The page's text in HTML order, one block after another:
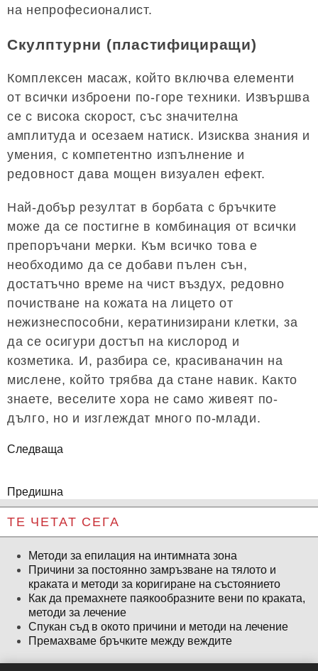
на непрофесионалист.
Скулптурни (пластифициращи)
Комплексен масаж, който включва елементи
от всички изброени по-горе техники. Извършва
се с висока скорост, със значителна
амплитуда и осезаем натиск. Изисква знания и
умения, с компетентно изпълнение и
редовност дава мощен визуален ефект.
Най-добър резултат в борбата с бръчките
може да се постигне в комбинация от всички
препоръчани мерки. Към всичко това е
необходимо да се добави пълен сън,
достатъчно време на чист въздух, редовно
почистване на кожата на лицето от
нежизнеспособни, кератинизирани клетки, за
да се осигури достъп на кислород и
козметика. И, разбира се, красиваначин на
мислене, който трябва да стане навик. Както
знаете, веселите хора не само живеят по-
дълго, но и изглеждат много по-млади.
Следваща
Предишна
ТЕ ЧЕТАТ СЕГА
Методи за епилация на интимната зона
Причини за постоянно замръзване на тялото и
краката и методи за коригиране на състоянието
Как да премахнете паякообразните вени по краката,
методи за лечение
Спукан съд в окото причини и методи на лечение
Премахваме бръчките между веждите